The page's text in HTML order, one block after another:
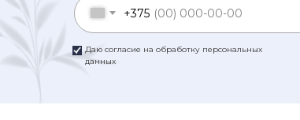
Даю согласие на обработку персональных
данных
+375